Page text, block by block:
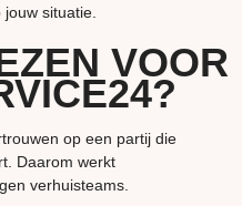
situatie.
VOOR
op een partij die
Daarom werkt
verhuisteams.